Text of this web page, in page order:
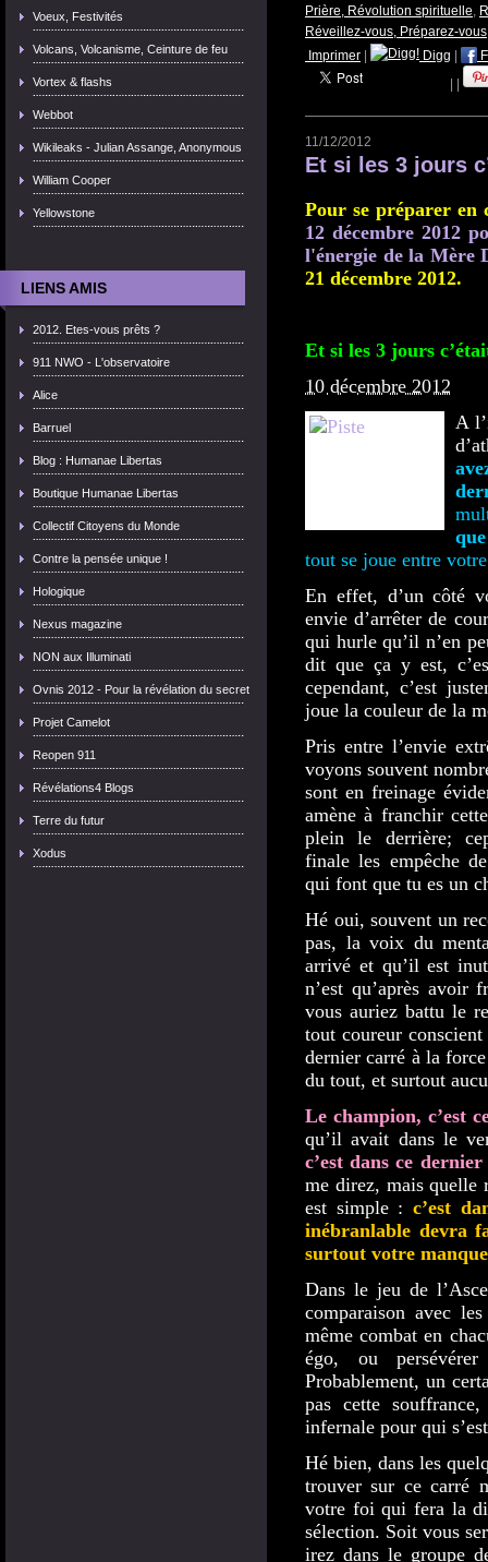
Voeux, Festivités
Volcans, Volcanisme, Ceinture de feu
Vortex & flashs
Webbot
Wikileaks - Julian Assange, Anonymous
William Cooper
Yellowstone
LIENS AMIS
2012. Etes-vous prêts ?
911 NWO - L'observatoire
Alice
Barruel
Blog : Humanae Libertas
Boutique Humanae Libertas
Collectif Citoyens du Monde
Contre la pensée unique !
Hologique
Nexus magazine
NON aux Illuminati
Ovnis 2012 - Pour la révélation du secret
Projet Camelot
Reopen 911
Révélations4 Blogs
Terre du futur
Xodus
Prière, Révolution spirituelle
Réveillez-vous, Préparez-vous
Imprimer | Digg |
| |
11/12/2012
Et si les 3 jours
Pour se préparer en
12 décembre 2012
l'énergie de la Mère
21 décembre 2012.
Et si les 3 jours
10 décembre 2012
A
tout se joue entre
En effet, d’un côté
envie d’arrêter de
qui hurle qu’il n’en
dit que ça y est,
cependant, c’est
joue la couleur de la
Pris entre l’envie
voyons souvent
sont en freinage
amène à franchir
plein le derrière;
finale les empêche
qui font que tu es un
Hé oui, souvent un
pas, la voix du
arrivé et qu’il est
n’est qu’après avoir
vous auriez battu le
tout coureur
dernier carré à la
du tout, et surtout
Le champion, c’est
qu’il avait dans le
c’est dans ce
me direz, mais quelle
est simple : c’est
inébranlable devra
surtout votre
Dans le jeu de
comparaison avec
même combat en
égo, ou
Probablement, un
pas cette
infernale pour qui
Hé bien, dans les
trouver sur ce carré
votre foi qui fera la
sélection. Soit vous
irez dans le groupe